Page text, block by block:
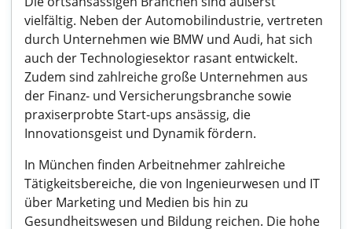
vielfältig. Neben der Automobilindustrie, vertreten
durch Unternehmen wie BMW und Audi, hat sich
auch der Technologiesektor rasant entwickelt.
Zudem sind zahlreiche große Unternehmen aus
der Finanz- und Versicherungsbranche sowie
praxiserprobte Start-ups ansässig, die
Innovationsgeist und Dynamik fördern.
In München finden Arbeitnehmer zahlreiche
Tätigkeitsbereiche, die von Ingenieurwesen und IT
über Marketing und Medien bis hin zu
Gesundheitswesen und Bildung reichen. Die hohe